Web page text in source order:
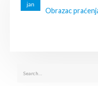
jan
Obrazac